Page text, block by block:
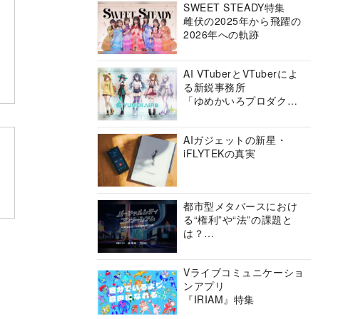
SWEET STEADY特集
雌伏の2025年から飛躍の
2026年への軌跡
AI VTuberとVTuberによ
る新鋭事務所
「ゆめかいろプロダクシ
AIガジェットの新星・
iFLYTEKの真実
都市型メタバースにおけ
る“権利”や“法”の課題と
は？
ーシアムの挑戦に迫る
Vライブコミュニケーショ
ンアプリ
『IRIAM』特集